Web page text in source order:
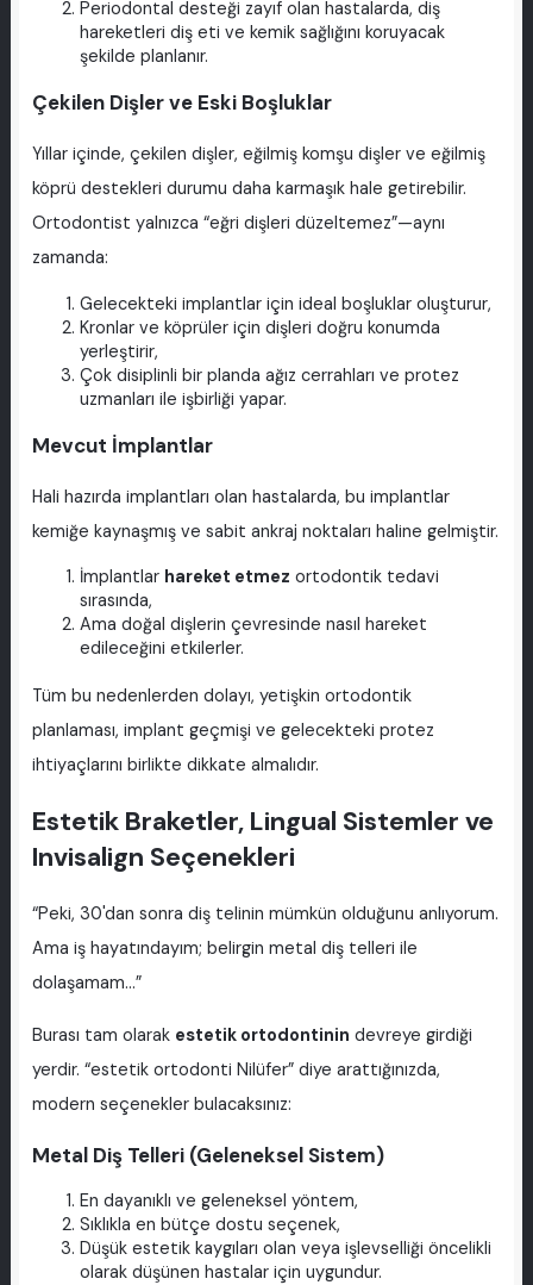
Periodontal desteği zayıf olan hastalarda, diş
hareketleri diş eti ve kemik sağlığını koruyacak
şekilde planlanır.
Çekilen Dişler ve Eski Boşluklar
Yıllar içinde, çekilen dişler, eğilmiş komşu dişler ve eğilmiş
köprü destekleri durumu daha karmaşık hale getirebilir.
Ortodontist yalnızca “eğri dişleri düzeltemez”—aynı
zamanda:
Gelecekteki implantlar için ideal boşluklar oluşturur,
Kronlar ve köprüler için dişleri doğru konumda
yerleştirir,
Çok disiplinli bir planda ağız cerrahları ve protez
uzmanları ile işbirliği yapar.
Mevcut İmplantlar
Hali hazırda implantları olan hastalarda, bu implantlar
kemiğe kaynaşmış ve sabit ankraj noktaları haline gelmiştir.
İmplantlar hareket etmez ortodontik tedavi
sırasında,
Ama doğal dişlerin çevresinde nasıl hareket
edileceğini etkilerler.
Tüm bu nedenlerden dolayı, yetişkin ortodontik
planlaması, implant geçmişi ve gelecekteki protez
ihtiyaçlarını birlikte dikkate almalıdır.
Estetik Braketler, Lingual Sistemler ve
Invisalign Seçenekleri
“Peki, 30'dan sonra diş telinin mümkün olduğunu anlıyorum.
Ama iş hayatındayım; belirgin metal diş telleri ile
dolaşamam…”
Burası tam olarak estetik ortodontinin devreye girdiği
yerdir. “estetik ortodonti Nilüfer” diye arattığınızda,
modern seçenekler bulacaksınız:
Metal Diş Telleri (Geleneksel Sistem)
En dayanıklı ve geleneksel yöntem,
Sıklıkla en bütçe dostu seçenek,
Düşük estetik kaygıları olan veya işlevselliği öncelikli
olarak düşünen hastalar için uygundur.